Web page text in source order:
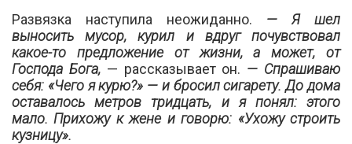
Развязка наступила неожиданно. — Я шел
выносить мусор, курил и вдруг почувствовал
какое-то предложение от жизни, а может, от
Господа Бога,— рассказывает он. — Спрашиваю
себя: «Чего я курю?» — и бросил сигарету. До дома
оставалось метров тридцать, и я понял: этого
мало. Прихожу к жене и говорю: «Ухожу строить
кузницу».